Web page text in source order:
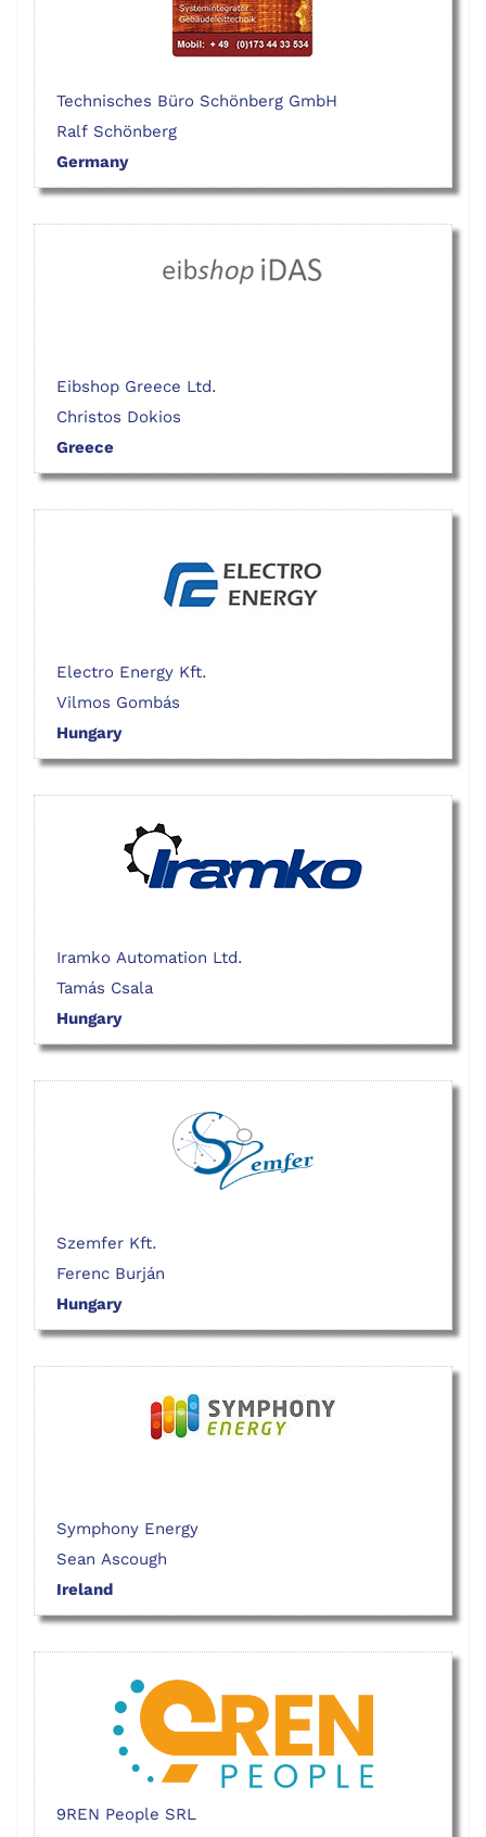
Technisches Büro Schönberg GmbH
Ralf Schönberg
Germany
Eibshop Greece Ltd.
Christos Dokios
Greece
Electro Energy Kft.
Vilmos Gombás
Hungary
Iramko Automation Ltd.
Tamás Csala
Hungary
Szemfer Kft.
Ferenc Burján
Hungary
Symphony Energy
Sean Ascough
Ireland
9REN People SRL